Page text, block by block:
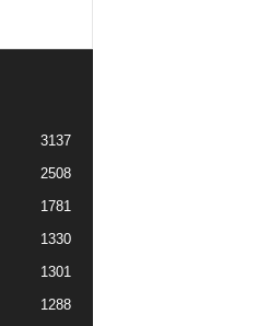
3137
2508
1781
1330
1301
1288